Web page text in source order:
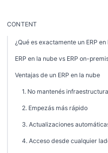
CONTENT
¿Qué es exactamente un ERP en
ERP en la nube vs ERP on-
Ventajas de un ERP en la nube
1. No mantenés infraestructura
2. Empezás más rápido
3. Actualizaciones
4. Acceso desde cualquier